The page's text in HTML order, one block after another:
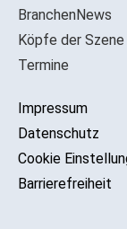
BranchenNews
Köpfe der Szene
Termine
Impressum
Datenschutz
Cookie
Barrierefreiheit